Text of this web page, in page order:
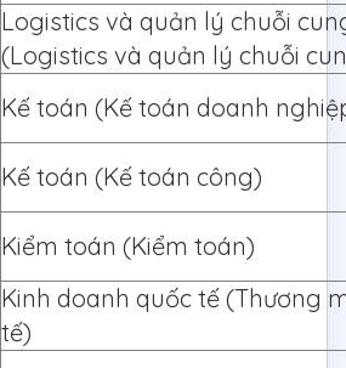
Logistics và quản lý chuỗi
(Logistics và quản lý chuỗi
Kế toán (Kế toán doanh
Kế toán (Kế toán công)
Kiểm toán (Kiểm toán)
Kinh doanh quốc tế (Thương
tế)